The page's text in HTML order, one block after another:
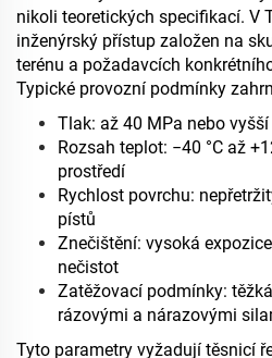
nikoli teoretických specifikací. V
inženýrský přístup založen na
terénu a požadavcích
Typické provozní podmínky
Tlak: až 40 MPa nebo
Rozsah teplot: −40 °C až
prostředí
Rychlost povrchu:
pístů
Znečištění: vysoká
nečistot
Zatěžovací podmínky:
rázovými a nárazovými
Tyto parametry vyžadují těsnicí